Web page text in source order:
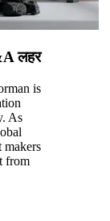
लहर
is
As
makers
from